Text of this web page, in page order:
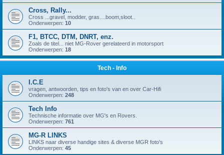
Cross, Rally...
Cross ...gravel, modder, gras....boom,sloot..
Onderwerpen: 10
F1, BTCC, DTM, DNRT, enz.
Zoals de titel... niet MG-Rover gerelateerd in motorsport
Onderwerpen: 18
Tech - Info
I.C.E
vragen, antwoorden, tips en foto's van en over Car-Hifi
Onderwerpen: 248
Tech Info
Technische informatie over MG's en Rovers.
Onderwerpen: 761
MG-R LINKS
LINKS naar diverse handige sites & diverse MGR foto's
Onderwerpen: 45